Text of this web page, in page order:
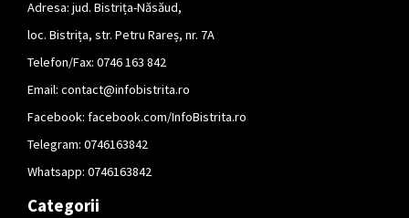
Adresa: jud. Bistrița-Năsăud,
loc. Bistrița, str. Petru Rareș, nr. 7A
Telefon/Fax: 0746 163 842
Email: contact@infobistrita.ro
Facebook: facebook.com/InfoBistrita.ro
Telegram: 0746163842
Whatsapp: 0746163842
Categorii